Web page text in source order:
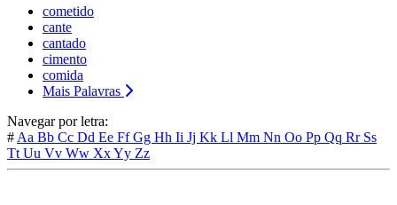
cometido
cante
cantado
cimento
comida
Mais Palavras
Navegar por letra:
# Aa Bb Cc Dd Ee FfGg Hh Ii Jj Kk Ll Mm Nn Oo Pp Qq Rr Ss
Tt Uu Vv Ww XxYy Zz